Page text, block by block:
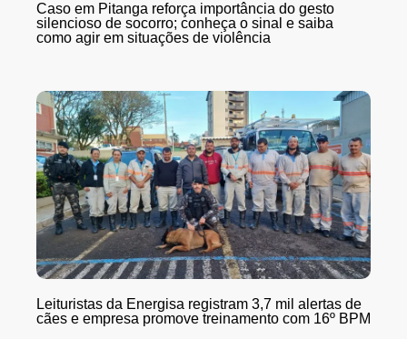
Caso em Pitanga reforça importância do gesto
silencioso de socorro; conheça o sinal e saiba
como agir em situações de violência
Leituristas da Energisa registram 3,7 mil alertas de
cães e empresa promove treinamento com 16º BPM